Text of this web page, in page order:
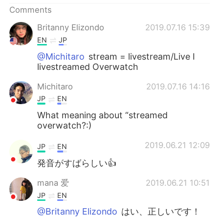
Русский ไทย
Indonesia
Türkçe Tiếng Việt
Português
Comments
Britanny Elizondo
2019.07.16 15:39
EN JP
@Michitaro stream = livestream/Live I
livestreamed Overwatch
Michitaro 2019.07.16 14:16
JP EN
What meaning about “streamed
overwatch?:)
2019.06.21 12:09
JP EN
発音がすばらしい👍
mana 爱 2019.06.21 10:51
JP EN
@Britanny Elizondo はい、正しいです！